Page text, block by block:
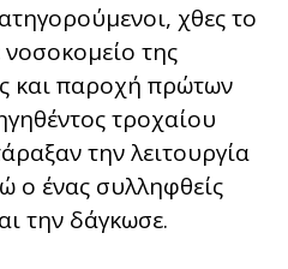
χθες το
της
και παροχή πρώτων
τροχαίου
την λειτουργία
ο ένας συλληφθείς
την δάγκωσε.